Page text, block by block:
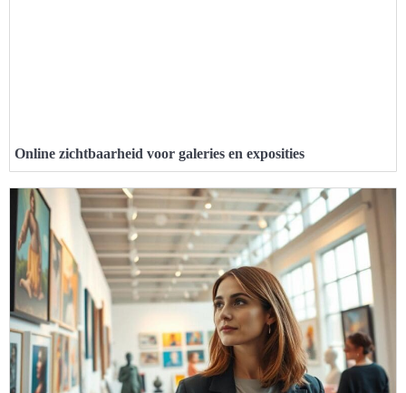
Online zichtbaarheid voor galeries en exposities